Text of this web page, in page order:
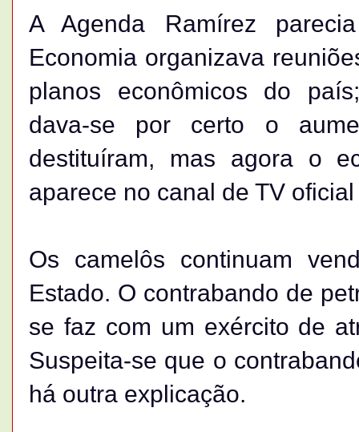
A Agenda Ramírez
Economia organizava
planos econômicos do
dava-se por certo o
destituíram, mas agora o
aparece no canal de TV
Os camelôs continuam
Estado. O contrabando de
se faz com um exército de
Suspeita-se que o
há outra explicação.